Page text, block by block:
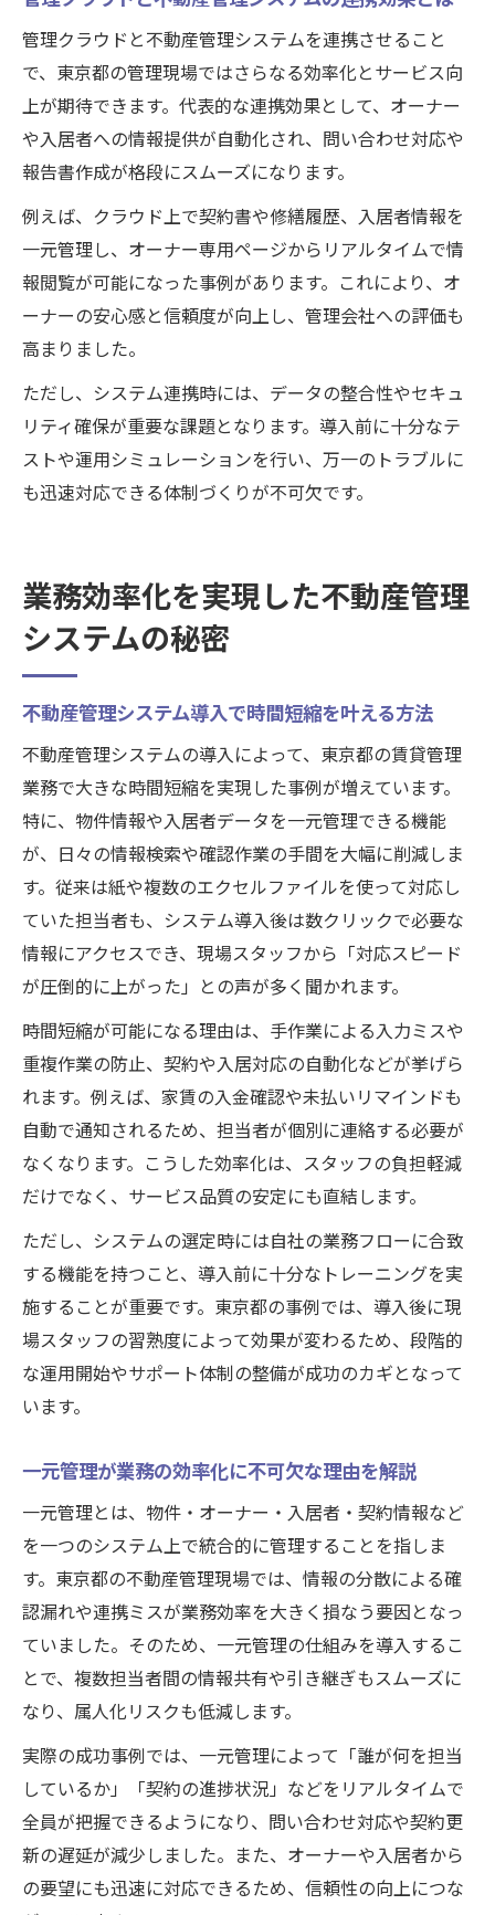
管理クラウドと不動産管理システムを連携させること
で、東京都の管理現場ではさらなる効率化とサービス向
上が期待できます。代表的な連携効果として、オーナー
や入居者への情報提供が自動化され、問い合わせ対応や
報告書作成が格段にスムーズになります。
例えば、クラウド上で契約書や修繕履歴、入居者情報を
一元管理し、オーナー専用ページからリアルタイムで情
報閲覧が可能になった事例があります。これにより、オ
ーナーの安心感と信頼度が向上し、管理会社への評価も
高まりました。
ただし、システム連携時には、データの整合性やセキュ
リティ確保が重要な課題となります。導入前に十分なテ
ストや運用シミュレーションを行い、万一のトラブルに
も迅速対応できる体制づくりが不可欠です。
業務効率化を実現した不動産管理
システムの秘密
不動産管理システム導入で時間短縮を叶える方法
不動産管理システムの導入によって、東京都の賃貸管理
業務で大きな時間短縮を実現した事例が増えています。
特に、物件情報や入居者データを一元管理できる機能
が、日々の情報検索や確認作業の手間を大幅に削減しま
す。従来は紙や複数のエクセルファイルを使って対応し
ていた担当者も、システム導入後は数クリックで必要な
情報にアクセスでき、現場スタッフから「対応スピード
が圧倒的に上がった」との声が多く聞かれます。
時間短縮が可能になる理由は、手作業による入力ミスや
重複作業の防止、契約や入居対応の自動化などが挙げら
れます。例えば、家賃の入金確認や未払いリマインドも
自動で通知されるため、担当者が個別に連絡する必要が
なくなります。こうした効率化は、スタッフの負担軽減
だけでなく、サービス品質の安定にも直結します。
ただし、システムの選定時には自社の業務フローに合致
する機能を持つこと、導入前に十分なトレーニングを実
施することが重要です。東京都の事例では、導入後に現
場スタッフの習熟度によって効果が変わるため、段階的
な運用開始やサポート体制の整備が成功のカギとなって
います。
一元管理が業務の効率化に不可欠な理由を解説
一元管理とは、物件・オーナー・入居者・契約情報など
を一つのシステム上で統合的に管理することを指しま
す。東京都の不動産管理現場では、情報の分散による確
認漏れや連携ミスが業務効率を大きく損なう要因となっ
ていました。そのため、一元管理の仕組みを導入するこ
とで、複数担当者間の情報共有や引き継ぎもスムーズに
なり、属人化リスクも低減します。
実際の成功事例では、一元管理によって「誰が何を担当
しているか」「契約の進捗状況」などをリアルタイムで
全員が把握できるようになり、問い合わせ対応や契約更
新の遅延が減少しました。また、オーナーや入居者から
の要望にも迅速に対応できるため、信頼性の向上につな